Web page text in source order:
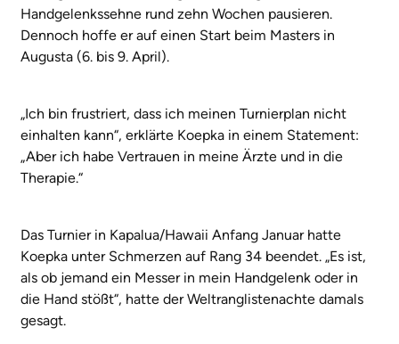
Handgelenkssehne rund zehn Wochen pausieren.
Dennoch hoffe er auf einen Start beim Masters in
Augusta (6. bis 9. April).
„Ich bin frustriert, dass ich meinen Turnierplan nicht
einhalten kann“, erklärte Koepka in einem Statement:
„Aber ich habe Vertrauen in meine Ärzte und in die
Therapie.“
Das Turnier in Kapalua/Hawaii Anfang Januar hatte
Koepka unter Schmerzen auf Rang 34 beendet. „Es ist,
als ob jemand ein Messer in mein Handgelenk oder in
die Hand stößt“, hatte der Weltranglistenachte damals
gesagt.